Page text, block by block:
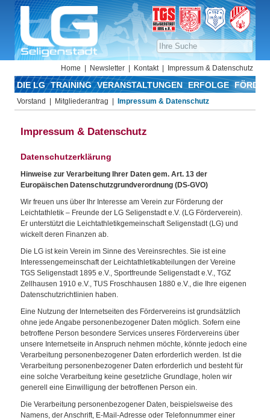
Home Newsletter Kontakt Impressum & Datenschutz
DIE LG TRAINING VERANSTALTUNGEN ERFOLGE
Vorstand Mitgliederantrag Impressum & Datenschutz
Impressum & Datenschutz
Datenschutzerklärung
Hinweise zur Verarbeitung Ihrer Daten gem. Art. 13 der
Europäischen Datenschutzgrundverordnung (DS-GVO)
Wir freuen uns über Ihr Interesse am Verein zur Förderung der
Leichtathletik – Freunde der LG Seligenstadt e.V. (LG Förderverein).
Er unterstützt die Leichtathletikgemeinschaft Seligenstadt (LG) und
wickelt deren Finanzen ab.
Die LG ist kein Verein im Sinne des Vereinsrechtes. Sie ist eine
Interessengemeinschaft der Leichtathletikabteilungen der Vereine
TGS Seligenstadt 1895 e.V., Sportfreunde Seligenstadt e.V., TGZ
Zellhausen 1910 e.V., TUS Froschhausen 1880 e.V., die Ihre eigenen
Datenschutzrichtlinien haben.
Eine Nutzung der Internetseiten des Fördervereins ist grundsätzlich
ohne jede Angabe personenbezogener Daten möglich. Sofern eine
betroffene Person besondere Services unseres Fördervereins über
unsere Internetseite in Anspruch nehmen möchte, könnte jedoch eine
Verarbeitung personenbezogener Daten erforderlich werden. Ist die
Verarbeitung personenbezogener Daten erforderlich und besteht für
eine solche Verarbeitung keine gesetzliche Grundlage, holen wir
generell eine Einwilligung der betroffenen Person ein.
Die Verarbeitung personenbezogener Daten, beispielsweise des
Namens, der Anschrift, E-Mail-Adresse oder Telefonnummer einer